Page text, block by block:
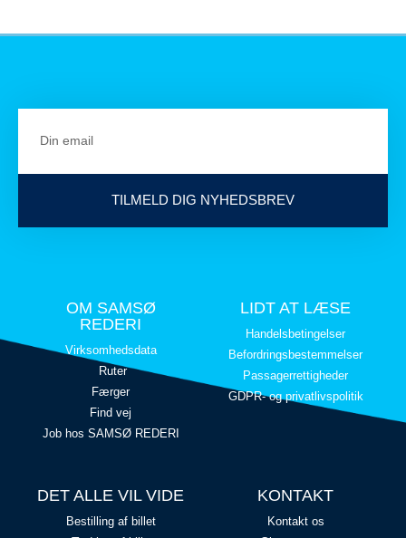
TILMELD DIG NYHEDSBREV
OM SAMSØ
REDERI
Virksomhedsdata
Ruter
Færger
Find vej
Job hos SAMSØ REDERI
LIDT AT LÆSE
Handelsbetingelser
Befordringsbestemmelser
Passagerrettigheder
GDPR- og privatlivspolitik
DET ALLE VIL VIDE
Bestilling af billet
KONTAKT
Kontakt os